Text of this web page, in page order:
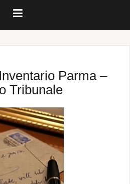
Parma –
Tribunale